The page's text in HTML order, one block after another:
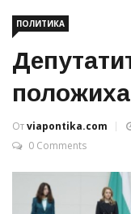
ПОЛИТИКА
Отviapontika.com
0 Comments